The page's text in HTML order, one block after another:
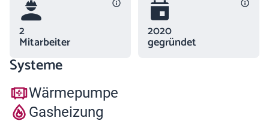
2
Mitarbeiter
2020
gegründet
Systeme
Wärmepumpe
Gasheizung